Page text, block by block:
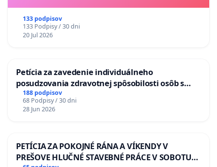
133 podpisov
133 Podpisy / 30 dni
20 Jul 2026
Petícia za zavedenie individuálneho
posudzovania zdravotnej spôsobilosti osôb s
diabetom 1. a 2. typu pri prijímaní do
Policajného zboru SR
188 podpisov
68 Podpisy / 30 dni
28 Jun 2026
PETÍCIA ZA POKOJNÉ RÁNA A VÍKENDY V
PREŠOVE HLUČNÉ STAVEBNÉ PRÁCE V SOBOTU